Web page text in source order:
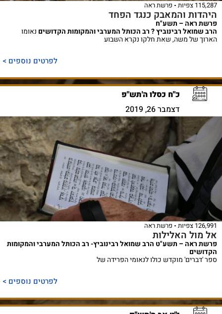
115,287 צפיות פרשת ראה
היהדות והמאבק כנגד הפחד
פרשת ראה – תשע"ח
הרב שמואל רבינוביץ ? רב הכותל המערבי והמקומות הקדושים נאומו
הארוך של משה, שאת חלקו נקרא השבוע
לפרטים נוספים >
כ"ח כסלו ה'תש"פ
דצמבר 26, 2019
126,991 צפיות פרשת ראה
אל מול האלילות
פרשת ראה – תשע"ט הרב שמואל רבינוביץ- רב הכותל המערבי והמקומות
הקדושים
ספר 'דברים' מוקדש כולו לנאומי הפרידה של
לפרטים נוספים >